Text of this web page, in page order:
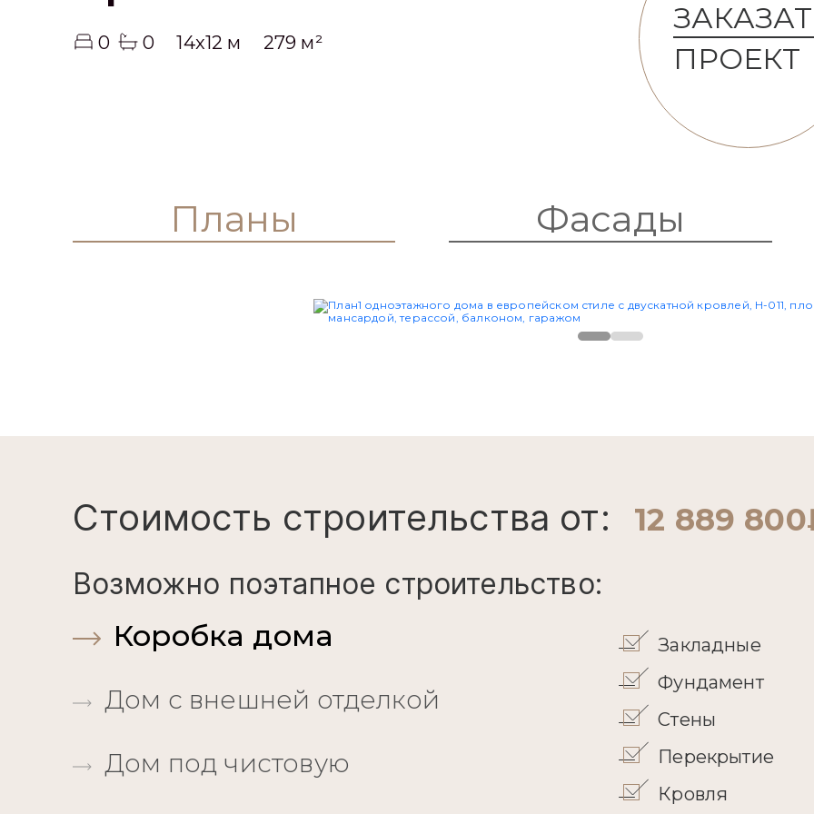
0 0 14x12 м 279 м²
ПРОЕКТ
Планы Фасады
Стоимость строительства от: 12 889
Возможно поэтапное строительство:
Коробка дома
Дом с внешней отделкой
Дом под чистовую
Закладные
Фундамент
Стены
Перекрытие
Кровля